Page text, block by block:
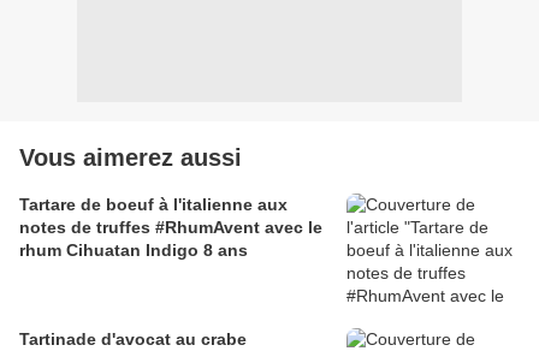
Vous aimerez aussi
Tartare de boeuf à l'italienne aux
notes de truffes #RhumAvent avec le
rhum Cihuatan Indigo 8 ans
Tartinade d'avocat au crabe